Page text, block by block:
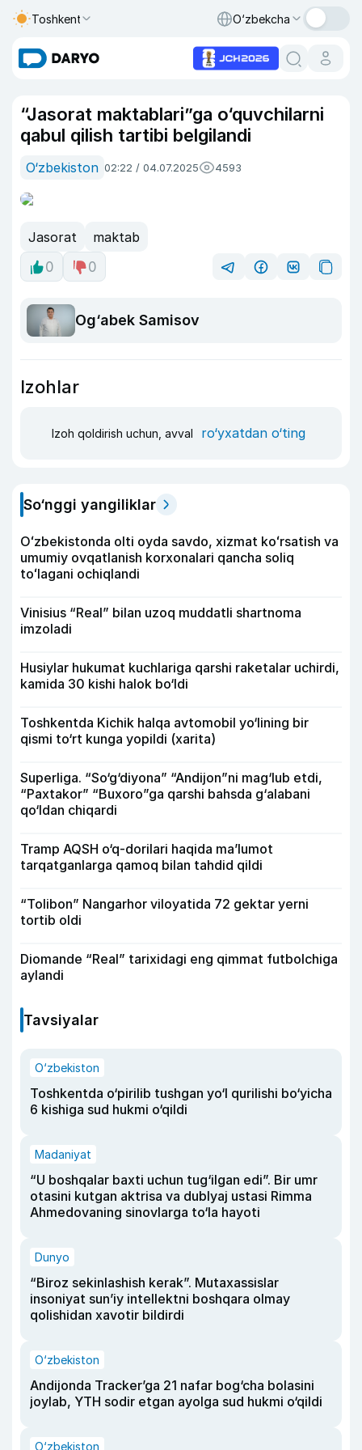
Toshkent O‘zbekcha
“Jasorat maktablari”ga o‘quvchilarni
qabul qilish tartibi belgilandi
O‘zbekiston 02:22 / 04.07.2025 4593
Jasorat
maktab
0
0
Og‘abek Samisov
Izohlar
Izoh qoldirish uchun, avval ro‘yxatdan o‘ting
So‘nggi yangiliklar
Oʻzbekistonda olti oyda savdo, xizmat koʻrsatish va
umumiy ovqatlanish korxonalari qancha soliq
toʻlagani ochiqlandi
Vinisius “Real” bilan uzoq muddatli shartnoma
imzoladi
Husiylar hukumat kuchlariga qarshi raketalar uchirdi,
kamida 30 kishi halok bo‘ldi
Toshkentda Kichik halqa avtomobil yo‘lining bir
qismi to‘rt kunga yopildi (xarita)
Superliga. “So‘g‘diyona” “Andijon”ni mag‘lub etdi,
“Paxtakor” “Buxoro”ga qarshi bahsda g‘alabani
qo‘ldan chiqardi
Tramp AQSH o‘q-dorilari haqida ma’lumot
tarqatganlarga qamoq bilan tahdid qildi
“Tolibon” Nangarhor viloyatida 72 gektar yerni
tortib oldi
Diomande “Real” tarixidagi eng qimmat futbolchiga
aylandi
Tavsiyalar
O‘zbekiston
Toshkentda o‘pirilib tushgan yo‘l qurilishi bo‘yicha
6 kishiga sud hukmi o‘qildi
Madaniyat
“U boshqalar baxti uchun tug‘ilgan edi”. Bir umr
otasini kutgan aktrisa va dublyaj ustasi Rimma
Ahmedovaning sinovlarga to‘la hayoti
Dunyo
“Biroz sekinlashish kerak”. Mutaxassislar
insoniyat sun’iy intellektni boshqara olmay
qolishidan xavotir bildirdi
O‘zbekiston
Andijonda Tracker’ga 21 nafar bog‘cha bolasini
joylab, YTH sodir etgan ayolga sud hukmi o‘qildi
O‘zbekiston